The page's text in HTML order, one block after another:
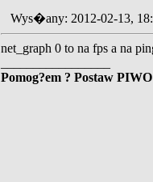
Wys�any: 2012-02-13,
net_graph 0 to na fps a na
Pomog?em ? Postaw PIWO